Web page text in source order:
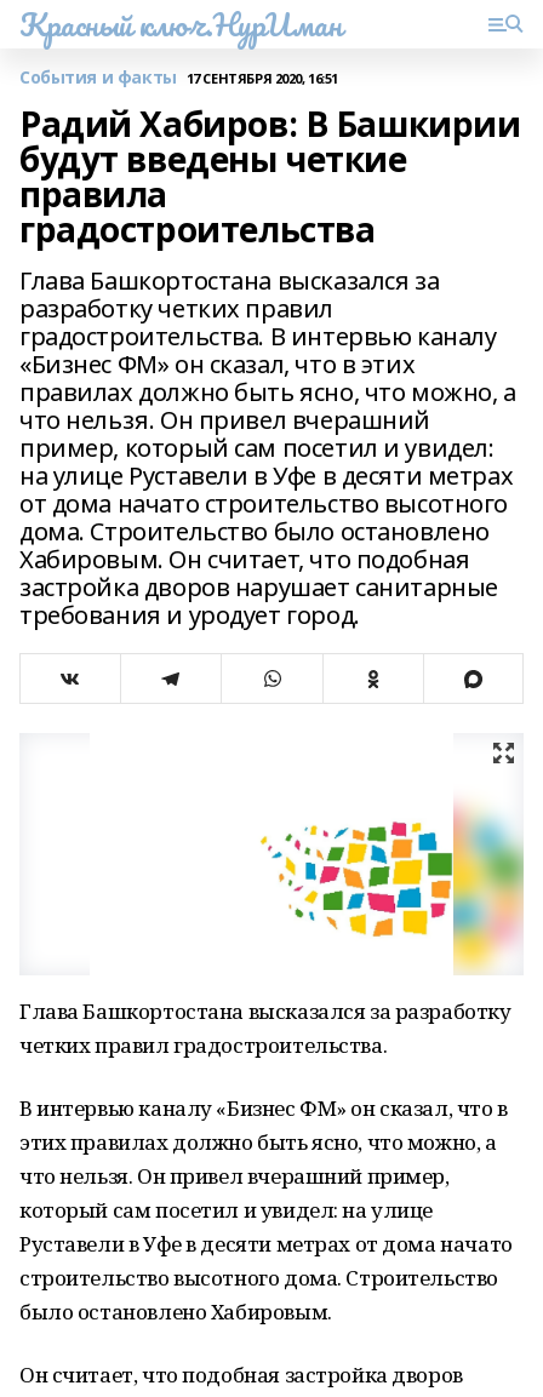
Красный ключ.НурИман
События и факты 17 СЕНТЯБРЯ 2020, 16:51
Радий Хабиров: В Башкирии
будут введены четкие
правила
градостроительства
Глава Башкортостана высказался за
разработку четких правил
градостроительства. В интервью каналу
«Бизнес ФМ» он сказал, что в этих
правилах должно быть ясно, что можно, а
что нельзя. Он привел вчерашний
пример, который сам посетил и увидел:
на улице Руставели в Уфе в десяти метрах
от дома начато строительство высотного
дома. Строительство было остановлено
Хабировым. Он считает, что подобная
застройка дворов нарушает санитарные
требования и уродует город.
Глава Башкортостана высказался за разработку
четких правил градостроительства.
В интервью каналу «Бизнес ФМ» он сказал, что в
этих правилах должно быть ясно, что можно, а
что нельзя. Он привел вчерашний пример,
который сам посетил и увидел: на улице
Руставели в Уфе в десяти метрах от дома начато
строительство высотного дома. Строительство
было остановлено Хабировым.
Он считает, что подобная застройка дворов